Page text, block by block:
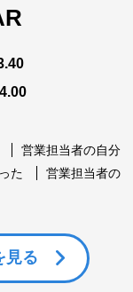
4.00
営業担当者の自分
た
営業担当者の
見る